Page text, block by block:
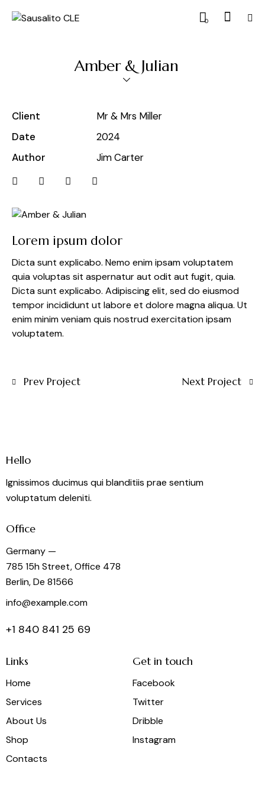
0
Amber & Julian
Lorem ipsum dolor
Dicta sunt explicabo. Nemo enim ipsam voluptatem
quia voluptas sit aspernatur aut odit aut fugit, quia.
Dicta sunt explicabo. Adipiscing elit, sed do eiusmod
tempor incididunt ut labore et dolore magna aliqua. Ut
enim minim veniam quis nostrud exercitation ipsam
voluptatem.
Client
Mr & Mrs Miller
Date
2024
Author
Jim Carter
Prev Project Next Project
Hello
Ignissimos ducimus qui blanditiis prae sentium
voluptatum deleniti.
Office
Germany —
785 15h Street, Office 478
Berlin, De 81566
info@example.com
+1 840 841 25 69
Links
Home
Services
About Us
Shop
Contacts
Get in touch
Facebook
Twitter
Dribble
Instagram